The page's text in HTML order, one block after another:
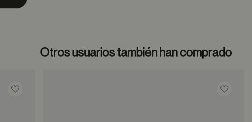
Otros usuarios también han comprado
Guardar en favoritos